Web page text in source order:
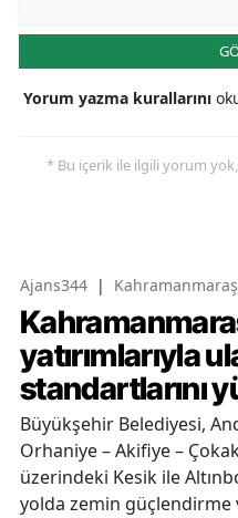
Yorum yazma kurallarını
* Bu içerik ile ilgili yorum
Ajans344 |
yatırımlarıyla
standartlarını
Büyükşehir Belediyesi,
Orhaniye – Akifiye –
üzerindeki Kesik ile
yolda zemin güçlendirme